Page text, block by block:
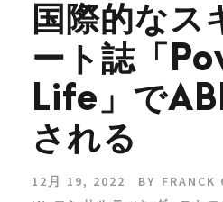
国際的なス
ート誌「
Life」で
される
12月 19, 2022 BY FRANCK